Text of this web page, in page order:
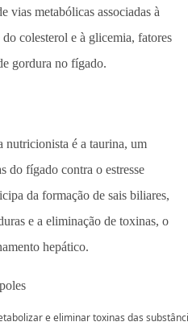
vias metabólicas associadas à
colesterol e à glicemia, fatores
gordura no fígado.
nutricionista é a taurina, um
do fígado contra o estresse
da formação de sais biliares,
e a eliminação de toxinas, o
hepático.
e eliminar toxinas das